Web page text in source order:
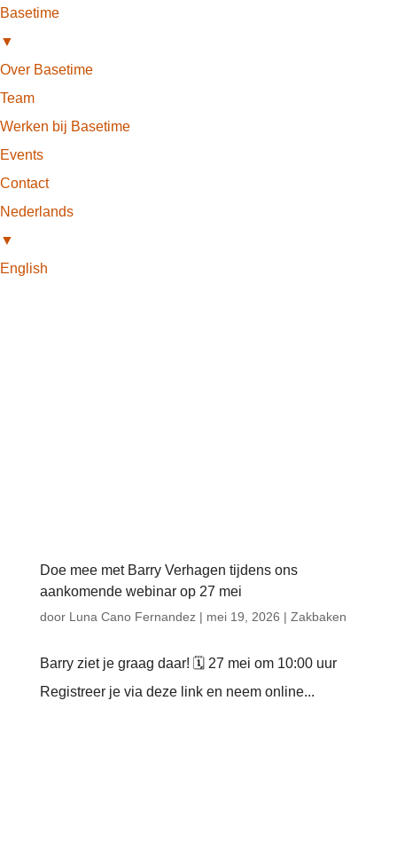
Basetime
▼
Over Basetime
Team
Werken bij Basetime
Events
Contact
Nederlands
▼
English
Doe mee met Barry Verhagen tijdens ons
aankomende webinar op 27 mei
door Luna Cano Fernandez| mei 19, 2026 | Zakbaken
Barry ziet je graag daar! 🗓️ 27 mei om 10:00 uur
Registreer je via deze link en neem online...